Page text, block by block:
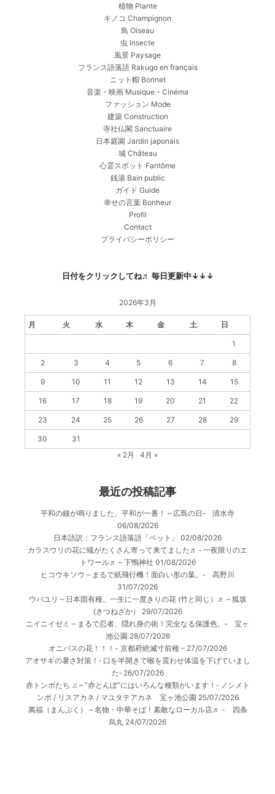
植物 Plante
キノコ Champignon
鳥 Oiseau
虫 Insecte
風景 Paysage
フランス語落語 Rakugo en français
ニット帽 Bonnet
音楽・映画 Musique・Cinéma
ファッション Mode
建築 Construction
寺社仏閣 Sanctuaire
日本庭園 Jardin japonais
城 Château
心霊スポット Fantôme
銭湯 Bain public
ガイド Guide
幸せの言葉 Bonheur
Profil
Contact
プライバシーポリシー
日付をクリックしてね♬ 毎日更新中↓↓↓
2026年3月
月 火 水 木 金 土 日
1
2 3 4 5 6 7 8
9 10 11 12 13 14 15
16 17 18 19 20 21 22
23 24 25 26 27 28 29
30
31
« 2月
4月 »
最近の投稿記事
平和の鐘が鳴りました。平和が一番！ – 広島の日‐ 清水寺
06/08/2026
日本語訳：フランス語落語「ペット」
02/08/2026
カラスウリの花に蟻がたくさん寄って来てました♬ ‐ 一夜限りのエ
トワール♬ – 下鴨神社 01/08/2026
ヒコウキソウ – まるで紙飛行機！面白い形の葉。‐ 高野川
31/07/2026
ウバユリ – 日本固有種。一生に一度きりの花 (竹と同じ）♬ – 狐坂
(きつねざか）
29/07/2026
ニイニイゼミ – まるで忍者、隠れ身の術！完全なる保護色。‐ 宝ヶ
池公園 28/07/2026
オニバスの花！！！- 京都府絶滅寸前種 – 27/07/2026
アオサギの暑さ対策！‐ 口を半開きで喉を震わせ体温を下げていまし
た‐ 26/07/2026
赤トンボたち ♫ – “赤とんぼ”にはいろんな種類がいます！‐ ノシメト
ンボ / リスアカネ / マユタテアカネ 宝ヶ池公園 25/07/2026
萬福（まんぷく） – 名物・中華そば！素敵なローカル店♬ - 四条
烏丸 24/07/2026